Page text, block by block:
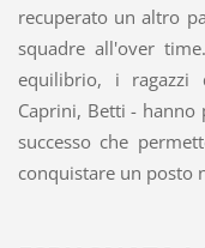
recuperato un altro
squadre all'over
equilibrio, i ragazzi
Caprini, Betti -
successo che
conquistare un posto